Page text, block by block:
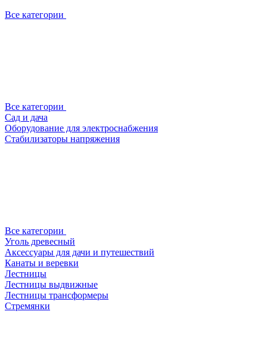
Все категории
Все категории
Сад и дача
Оборудование для электроснабжения
Стабилизаторы напряжения
Все категории
Уголь древесный
Аксессуары для дачи и путешествий
Канаты и веревки
Лестницы
Лестницы выдвижные
Лестницы трансформеры
Стремянки